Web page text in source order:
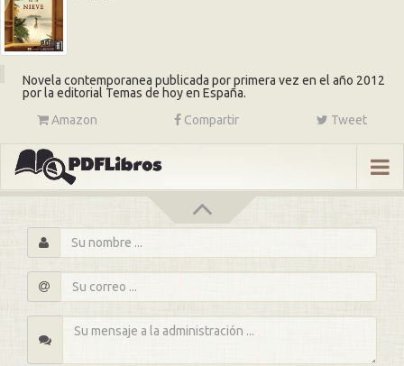
Novela contemporanea publicada por primera vez en el año 2012
por la editorial Temas de hoy en España.
Amazon
Compartir Tweet